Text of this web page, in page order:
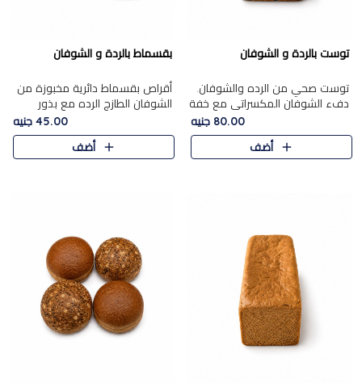
توست بالردة و الشوفان
توست صحي من الرده والشوفان.
دفء الشوفان المكسراتي مع خفة
80.00 جنيه
أضف
بقسماط بالردة و الشوفان
أقراص بقسماط دائرية مخبوزة من
الشوفان الطازج الرده مع بذور
مختارة. قرمشة الحبوب والبذور،
بداية صحية لكل صباح.
45.00 جنيه
أضف